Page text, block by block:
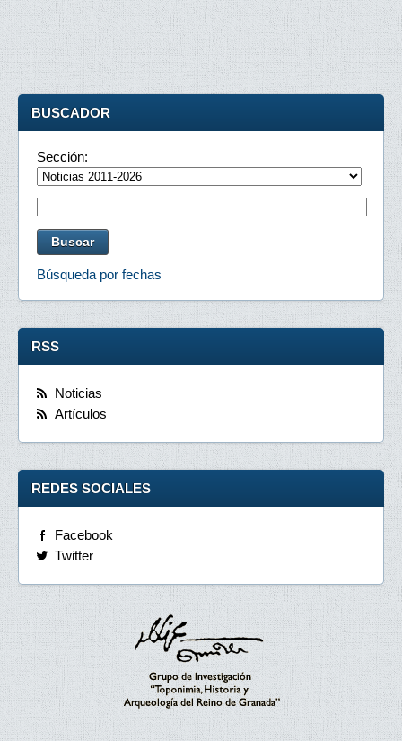
BUSCADOR
Sección:
Búsqueda por fechas
RSS
Noticias
Artículos
REDES SOCIALES
Facebook
Twitter